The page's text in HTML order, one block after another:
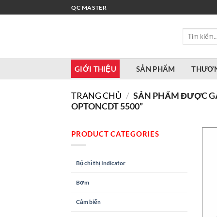
qua
QC MASTER
Tìm
GIỚI THIỆU SẢN PHẨM
TRANG CHỦ / SẢN PHẨM ĐƯỢC
OPTONCDT 5500”
PRODUCT CATEGORIES
Bộ chỉ thị Indicator
Bơm
Cảm biến